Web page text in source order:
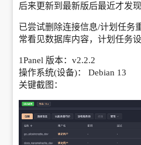
后来更新到最新版后最近才发
已尝试删除连接信息/计划任务
常看见数据库内容，计划任务
1Panel 版本：v2.2.2
操作系统(设备)： Debian 13
关键截图：